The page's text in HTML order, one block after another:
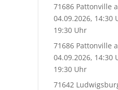
71686 Pattonville
04.09.2026, 14:30
19:30 Uhr
71686 Pattonville
04.09.2026, 14:30
19:30 Uhr
71642